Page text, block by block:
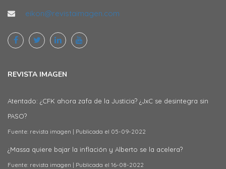
eikon@revistaimagen.com
REVISTA IMAGEN
Atentado: ¿CFK ahora zafa de la Justicia? ¿JxC se desintegra sin
PASO?
Fuente: revista imagen Publicada el 05-09-2022
¿Massa quiere bajar la inflación y Alberto se la acelera?
Fuente: revista imagen Publicada el 16-08-2022